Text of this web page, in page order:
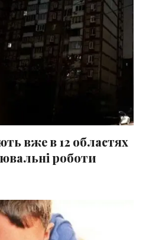
вже в 12 областях
роботи